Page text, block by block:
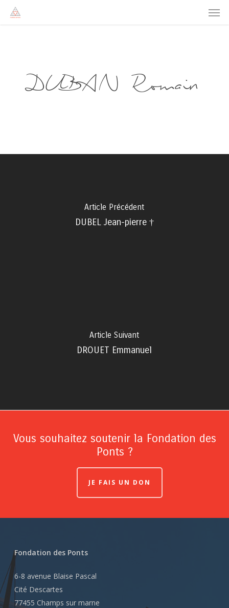
DUBAN Romain
Article Précédent
DUBEL Jean-pierre †
Article Suivant
DROUET Emmanuel
Vous souhaitez soutenir la Fondation des
Ponts ?
JE FAIS UN DON
Fondation des Ponts
6-8 avenue Blaise Pascal
Cité Descartes
77455 Champs sur marne